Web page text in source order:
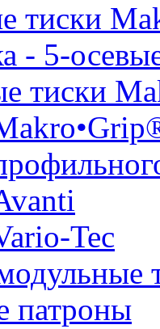
тиски
- 5-
тиски
Tec
патроны